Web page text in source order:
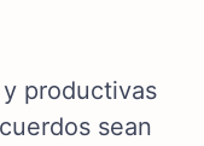
productivas
sean